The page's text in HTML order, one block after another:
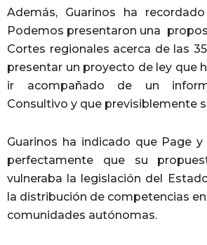
Además, Guarinos ha
Podemos presentaron una
Cortes regionales acerca de las
presentar un proyecto de ley que
ir acompañado de un
Consultivo y que previsiblemente
Guarinos ha indicado que Page
perfectamente que su
vulneraba la legislación del
la distribución de competencias
comunidades autónomas.